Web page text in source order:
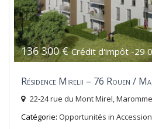
136 300 €Crédit d'impôt -29
Résidence Mirelii – 76 Rouen /
22-24 rue du Mont Mirel,
Catégorie: Opportunités in